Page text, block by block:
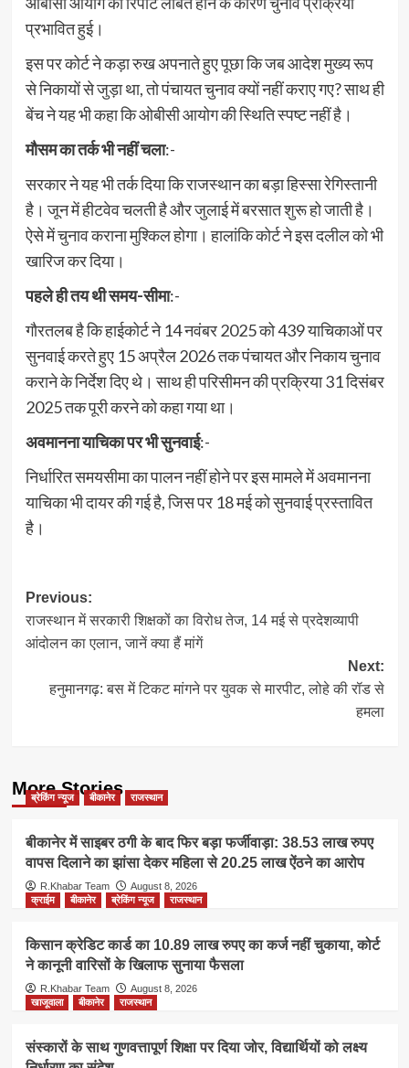
प्रभावित हुई।
इस पर कोर्ट ने कड़ा रुख अपनाते हुए पूछा कि जब आदेश मुख्य रूप
से निकायों से जुड़ा था, तो पंचायत चुनाव क्यों नहीं कराए गए? साथ ही
बेंच ने यह भी कहा कि ओबीसी आयोग की स्थिति स्पष्ट नहीं है।
मौसम का तर्क भी नहीं चला:-
सरकार ने यह भी तर्क दिया कि राजस्थान का बड़ा हिस्सा रेगिस्तानी
है। जून में हीटवेव चलती है और जुलाई में बरसात शुरू हो जाती है।
ऐसे में चुनाव कराना मुश्किल होगा। हालांकि कोर्ट ने इस दलील को भी
खारिज कर दिया।
पहले ही तय थी समय-सीमा:-
गौरतलब है कि हाईकोर्ट ने 14 नवंबर 2025 को 439 याचिकाओं पर
सुनवाई करते हुए 15 अप्रैल 2026 तक पंचायत और निकाय चुनाव
कराने के निर्देश दिए थे। साथ ही परिसीमन की प्रक्रिया 31 दिसंबर
2025 तक पूरी करने को कहा गया था।
अवमानना याचिका पर भी सुनवाई:-
निर्धारित समयसीमा का पालन नहीं होने पर इस मामले में अवमानना
याचिका भी दायर की गई है, जिस पर 18 मई को सुनवाई प्रस्तावित
है।
Post
navigation
Previous:
राजस्थान में सरकारी शिक्षकों का विरोध तेज, 14 मई से प्रदेशव्यापी
आंदोलन का एलान, जानें क्या हैं मांगें
Next:
हनुमानगढ़: बस में टिकट मांगने पर युवक से मारपीट, लोहे की रॉड से
हमला
More Stories
ब्रेकिंग न्यूज बीकानेर राजस्थान
बीकानेर में साइबर ठगी के बाद फिर बड़ा फर्जीवाड़ा: 38.53 लाख रुपए
वापस दिलाने का झांसा देकर महिला से 20.25 लाख ऐंठने का आरोप
R.Khabar Team
August 8, 2026
क्राईम
बीकानेर ब्रेकिंग न्यूज राजस्थान
किसान क्रेडिट कार्ड का 10.89 लाख रुपए का कर्ज नहीं चुकाया, कोर्ट
ने कानूनी वारिसों के खिलाफ सुनाया फैसला
R.Khabar Team
August 8, 2026
खाजूवाला
बीकानेर राजस्थान
संस्कारों के साथ गुणवत्तापूर्ण शिक्षा पर दिया जोर, विद्यार्थियों को लक्ष्य